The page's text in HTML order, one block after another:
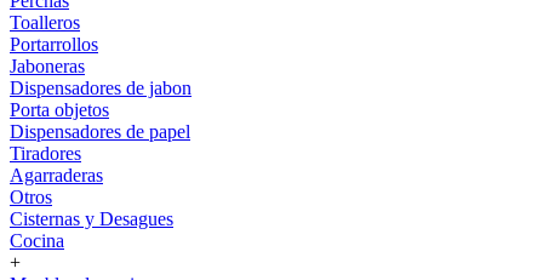
Toalleros
Portarrollos
Jaboneras
Dispensadores de jabon
Porta objetos
Dispensadores de papel
Tiradores
Agarraderas
Otros
Cisternas y Desagues
Cocina
+